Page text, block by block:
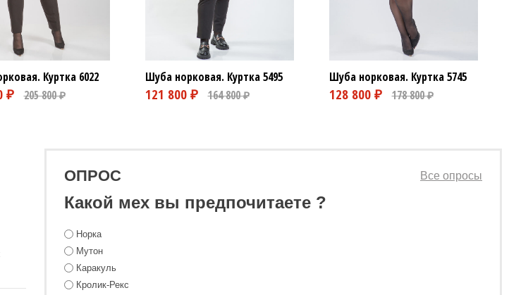
Куртка 6022 Шуба норковая. Куртка5495 Шуба норковая. Куртка5745
ОПРОС
Какой мех вы предпочитаете ?
Все опросы
Норка
Мутон
Каракуль
Кролик-Рекс